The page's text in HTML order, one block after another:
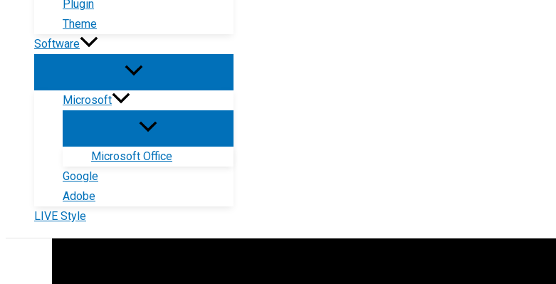
Plugin
Theme
Software
Microsoft
Microsoft Office
Google
Adobe
LIVE Style